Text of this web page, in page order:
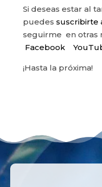
Si deseas estar al
puedes suscribirte
seguirme en otras
Facebook
¡Hasta la próxima!